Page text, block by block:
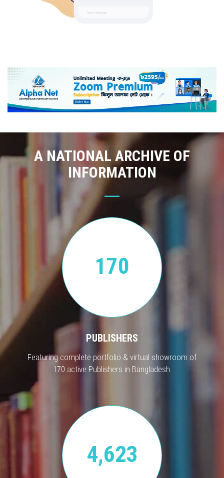
A NATIONAL ARCHIVE OF
INFORMATION
170
PUBLISHERS
Featuring complete portfolio & virtual showroom of
170 active Publishers in Bangladesh.
4,623